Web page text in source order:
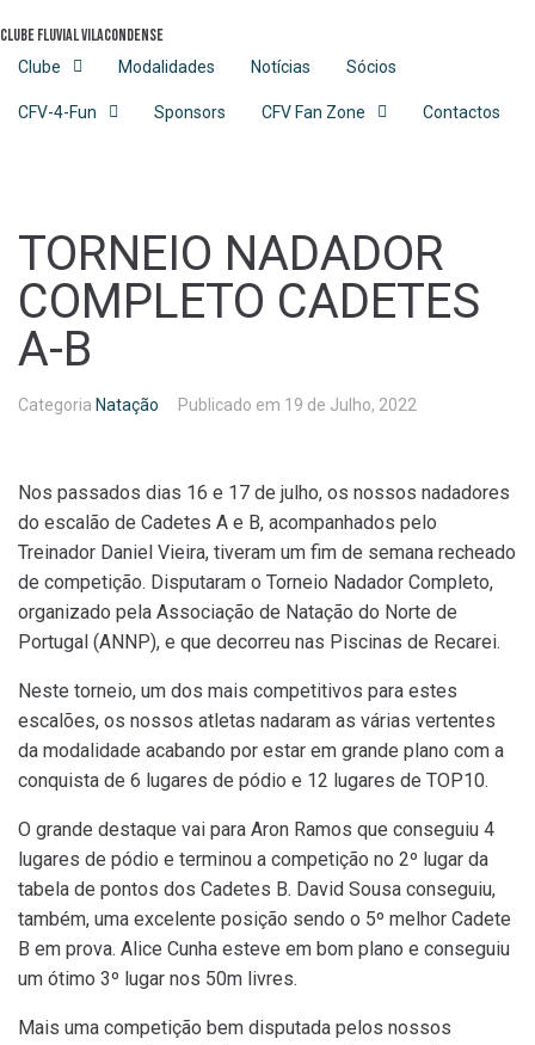
to
content
Clube Fluvial Vilacondense
Clube Modalidades Notícias Sócios
CFV-4-Fun Sponsors CFV Fan Zone Contactos
TORNEIO NADADOR
COMPLETO CADETES
A-B
Categoria Natação Publicado em 19 de Julho, 2022
Nos passados dias 16 e 17 de julho, os nossos nadadores
do escalão de Cadetes A e B, acompanhados pelo
Treinador Daniel Vieira, tiveram um fim de semana recheado
de competição. Disputaram o Torneio Nadador Completo,
organizado pela Associação de Natação do Norte de
Portugal (ANNP), e que decorreu nas Piscinas de Recarei.
Neste torneio, um dos mais competitivos para estes
escalões, os nossos atletas nadaram as várias vertentes
da modalidade acabando por estar em grande plano com a
conquista de 6 lugares de pódio e 12 lugares de TOP10.
O grande destaque vai para Aron Ramos que conseguiu 4
lugares de pódio e terminou a competição no 2º lugar da
tabela de pontos dos Cadetes B. David Sousa conseguiu,
também, uma excelente posição sendo o 5º melhor Cadete
B em prova. Alice Cunha esteve em bom plano e conseguiu
um ótimo 3º lugar nos 50m livres.
Mais uma competição bem disputada pelos nossos